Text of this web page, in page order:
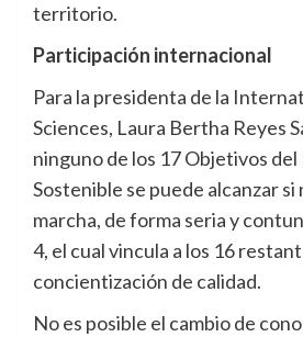
territorio.
Participación internacional
Para la presidenta de la
Sciences, Laura Bertha Reyes
ninguno de los 17 Objetivos
Sostenible se puede alcanzar si
marcha, de forma seria y
4, el cual vincula a los 16
concientización de calidad.
No es posible el cambio de